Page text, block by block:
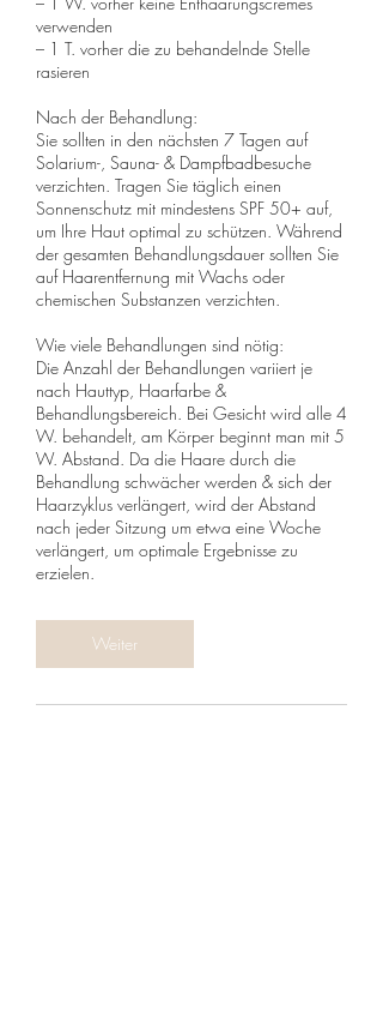
verwenden
– 1 T. vorher die zu behandelnde Stelle
rasieren
Nach der Behandlung:
Sie sollten in den nächsten 7 Tagen auf
Solarium-, Sauna- & Dampfbadbesuche
verzichten. Tragen Sie täglich einen
Sonnenschutz mit mindestens SPF 50+ auf,
um Ihre Haut optimal zu schützen. Während
der gesamten Behandlungsdauer sollten Sie
auf Haarentfernung mit Wachs oder
chemischen Substanzen verzichten.
Wie viele Behandlungen sind nötig:
Die Anzahl der Behandlungen variiert je
nach Hauttyp, Haarfarbe &
Behandlungsbereich. Bei Gesicht wird alle 4
W. behandelt, am Körper beginnt man mit 5
W. Abstand. Da die Haare durch die
Behandlung schwächer werden & sich der
Haarzyklus verlängert, wird der Abstand
nach jeder Sitzung um etwa eine Woche
verlängert, um optimale Ergebnisse zu
erzielen.
Weiter